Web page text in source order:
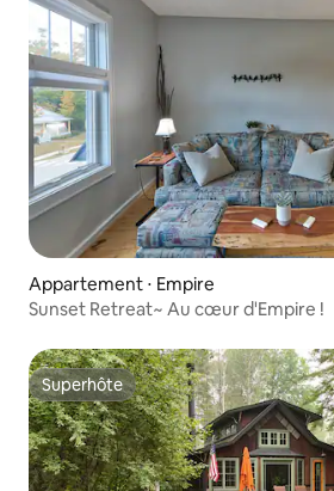
Appartement ⋅ Empire
Sunset Retreat~ Au cœur d'Empire !
Superhôte
Superhôte